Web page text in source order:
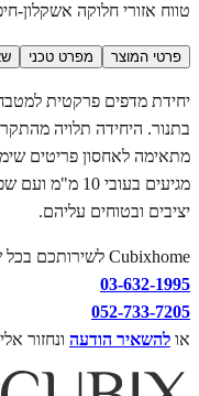
טווח אזורי חלוקה אשקלון-
פרטי המוצר מפרט טכני
יחידת מדפים פרקטית
בתנור. היחידה תלויה
מתאימה לאחסון פריטים
מגיעים
יציבים ובטוחים עליהם.
Cubixhome לשירותכם בכל שאלה. ניתן ליצור קשר טלפוני:
03-632-1995
052-733-7205
או להשאיר הודעה ונחזור